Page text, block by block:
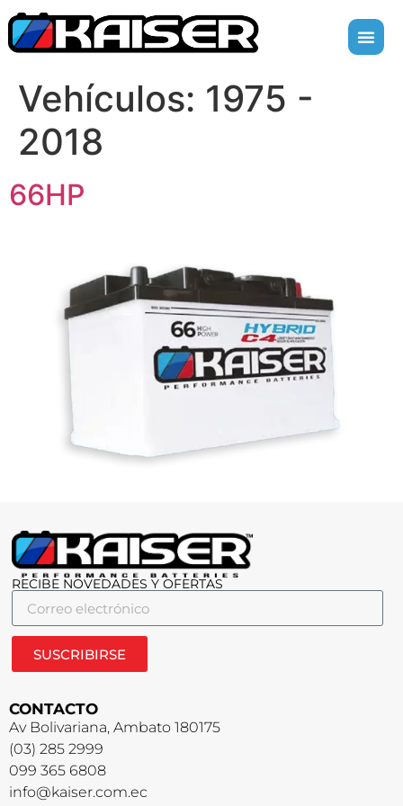
Vehículos: 1975 -
2018
66HP
RECIBE NOVEDADES Y OFERTAS
SUSCRIBIRSE
CONTACTO
Av Bolivariana, Ambato 180175
(03) 285 2999
099 365 6808
info@kaiser.com.ec